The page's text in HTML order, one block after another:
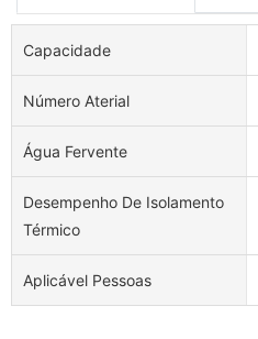
Capacidade
Número Aterial
Água Fervente
Desempenho De Isolamento
Térmico
Aplicável Pessoas